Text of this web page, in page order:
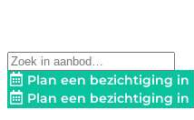
Plan een bezichtiging in
Plan een bezichtiging in